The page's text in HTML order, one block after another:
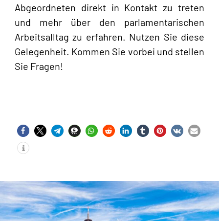
Abgeordneten direkt in Kontakt zu treten
und mehr über den parlamentarischen
Arbeitsalltag zu erfahren. Nutzen Sie diese
Gelegenheit. Kommen Sie vorbei und stellen
Sie Fragen!